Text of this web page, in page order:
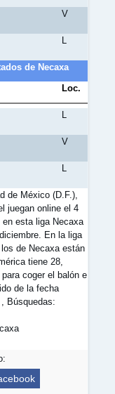
V
L
de Necaxa
Loc.
L
V
L
de México (D.F.),
juegan online el 4
esta liga Necaxa
En la liga
de Necaxa están
tiene 28,
coger el balón e
de la fecha
Búsquedas: